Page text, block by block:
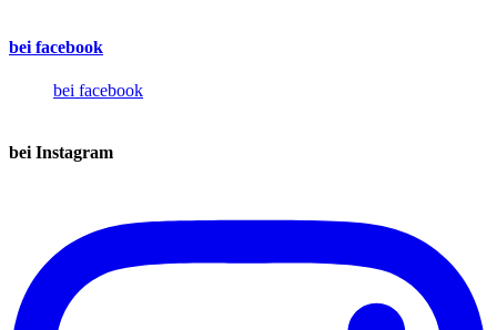
bei facebook
bei facebook
bei Instagram